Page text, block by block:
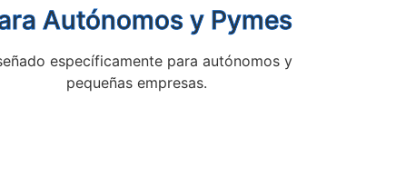
Autónomos y Pymes
específicamente para autónomos y
pequeñas empresas.